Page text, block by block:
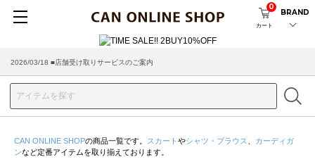
カート
0
BRAND
2026/03/18 ■店舗受け取りサービスのご案内
CAN ONLINE SHOPの商品一覧です。 スカート やシャツ・ブラウス
カーディガ
ンなど定番アイテムを取り揃えております。